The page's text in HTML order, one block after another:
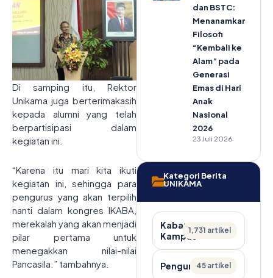
Di samping itu, Rektor
Unikama juga berterimakasih
kepada alumni yang telah
berpartisipasi dalam
kegiatan ini.
“Karena itu mari kita ikuti
kegiatan ini, sehingga para
pengurus yang akan terpilih
nanti dalam kongres IKABA,
merekalah yang akan menjadi
pilar pertama untuk
menegakkan nilai-nilai
Pancasila.” tambahnya.
dan BSTC:
Menanamkan
Filosofi
“Kembali ke
Alam” pada
Generasi
Emas di Hari
Anak
Nasional
2026
23 Juli 2026
Kategori Berita
UNIKAMA
Kabar
Kampus
1,731 artikel
Pengumuman
45 artikel